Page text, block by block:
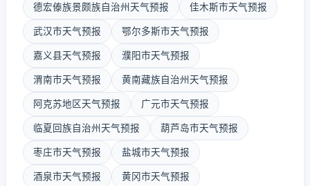
德宏傣族景颇族自治州天气预报 佳木斯市天气预报
武汉市天气预报 鄂尔多斯市天气预报
嘉义县天气预报 濮阳市天气预报
渭南市天气预报 黄南藏族自治州天气预报
阿克苏地区天气预报 广元市天气预报
临夏回族自治州天气预报 葫芦岛市天气预报
枣庄市天气预报 盐城市天气预报
酒泉市天气预报 黄冈市天气预报